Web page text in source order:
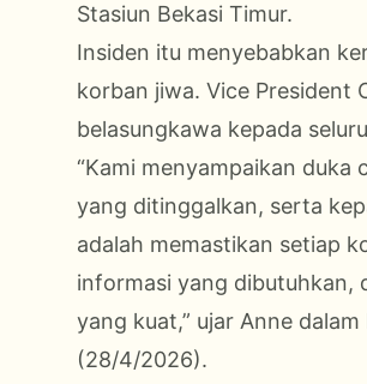
Stasiun Bekasi Timur.
Insiden itu menyebabkan
korban jiwa. Vice President
belasungkawa kepada
“Kami menyampaikan duka
yang ditinggalkan, serta
adalah memastikan setiap
informasi yang dibutuhkan,
yang kuat,” ujar Anne
(28/4/2026).